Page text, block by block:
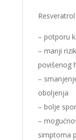
– potporu
– manji
povišenog
–
oboljenja
– bolje
–
simptoma